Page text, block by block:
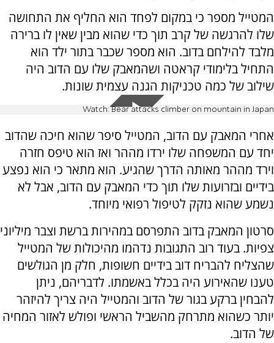
המטייל מספר כי במקום לפחד הוא החליף את התחושה
שלו להרגשה של קרב תוך כדי שהוא מבין שאין לו ברירה
מלבד להילחם בדוב. הוא מספר שכבר בתור ילד הוא
התחיל בלימודי קראטה ושהמאבק שלו עם הדוב היה
שילוב של כמה טכניקות הגנה עצמית שונות.
Watch: Bear attacks climber on mountain in Japan
אחרי המאבק עם הדוב, המטייל סיפר שהוא חיכה שהדוב
יחד עם המשפחה שלו ירדו מההר ואז הוא טיפס חזרה
וירד מההר מאותה הדרך שהגיע. הוא מתאר כי הוא נפצע
בידיים ובזרועות שלו תוך כדי המאבק עם הדוב, אבל לא
נשמע שהוא נזקק לטיפול רפואי מיוחד.
סרטון המאבק בדוב התפרסם במהירות ברשת וצבר מיליוני
צפיות. בעוד רוב התגובות נדהמו מהיכולות של המטייל
שהצליח להבריח דוב בידיים חשופות, חלק מן הגולשים
טענו שהאירוע היה בכלל באשמתו. לדבריהם, ניתן
להבחין ברקע בגור של הדוב והמטייל היה צריך להיזהר
יותר כשהוא מתרחק מהשביל הראשי ופולש לאזור המחיה
של הדוב.